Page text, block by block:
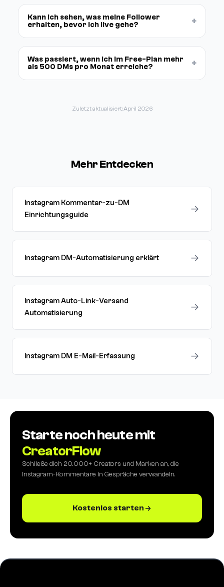
Kann ich sehen, was meine Follower
erhalten, bevor ich live gehe?
+
Was passiert, wenn ich im Free-Plan mehr
als 500 DMs pro Monat erreiche?
+
Zuletzt aktualisiert: April 2026
Mehr Entdecken
Instagram Kommentar-zu-DM
Einrichtungsguide
→
Instagram DM-Automatisierung erklärt →
Instagram Auto-Link-Versand
Automatisierung
→
Instagram DM E-Mail-Erfassung →
Starte noch heute mit
CreatorFlow
Schließe dich 20.000+ Creators und Marken an, die
Instagram-Kommentare in Gespräche verwandeln.
Kostenlos starten